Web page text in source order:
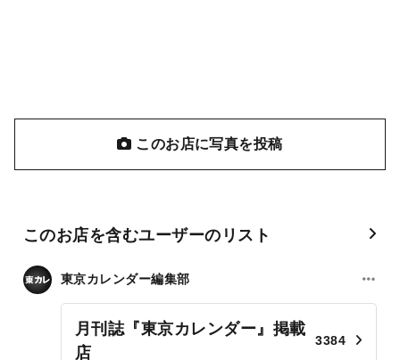
このお店に写真を投稿
このお店を含むユーザーのリスト
東京カレンダー編集部
月刊誌『東京カレンダー』掲載
店
3384